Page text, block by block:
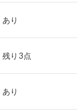
あり
残り3点
あり